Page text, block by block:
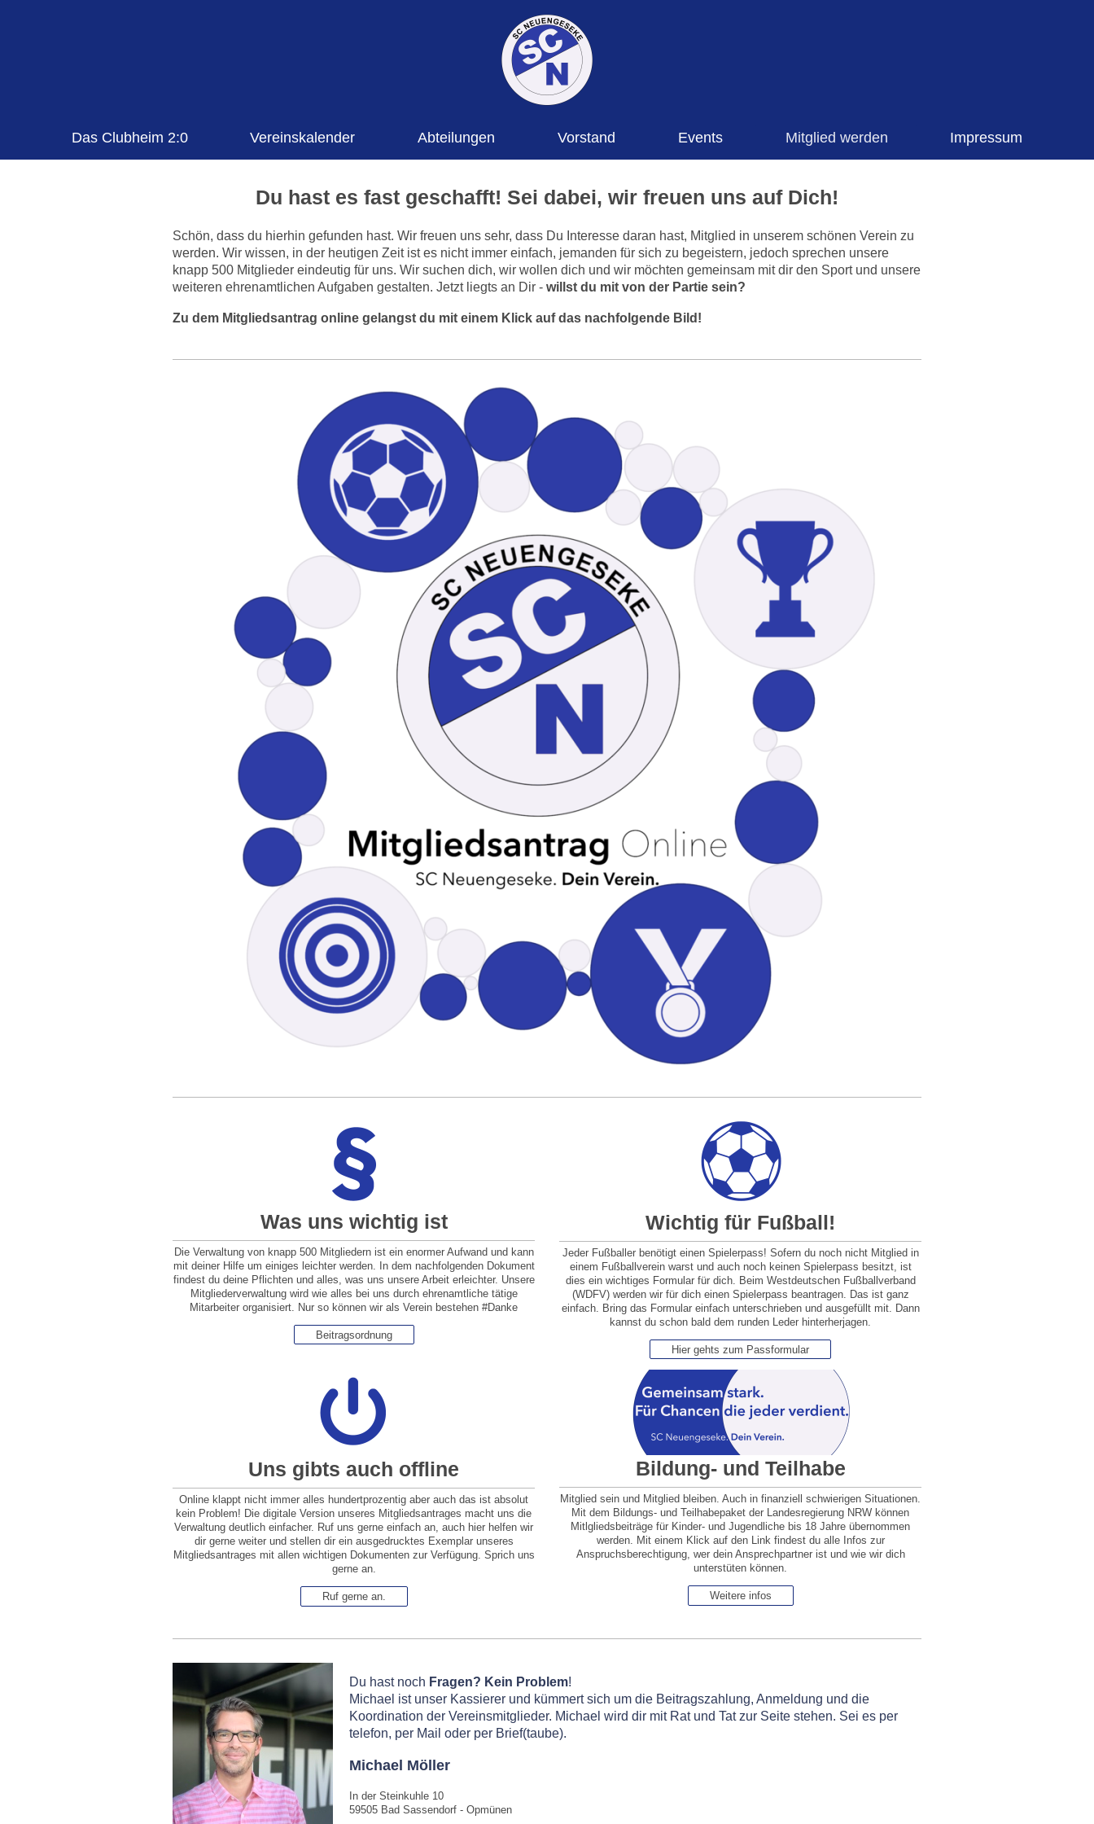
Das Clubheim 2:0 Vereinskalender Abteilungen Vorstand Events Mitglied werden Impressum
Du hast es fast geschafft! Sei dabei, wir freuen uns auf Dich!
Schön, dass du hierhin gefunden hast. Wir freuen uns sehr, dass Du Interesse daran hast, Mitglied in unserem schönen Verein zu
werden. Wir wissen, in der heutigen Zeit ist es nicht immer einfach, jemanden für sich zu begeistern, jedoch sprechen unsere
knapp 500 Mitglieder eindeutig für uns. Wir suchen dich, wir wollen dich und wir möchten gemeinsam mit dir den Sport und unsere
weiteren ehrenamtlichen Aufgaben gestalten. Jetzt liegts an Dir - willst du mit von der Partie sein?
Zu dem Mitgliedsantrag online gelangst du mit einem Klick auf das nachfolgende Bild!
Was uns wichtig ist
Die Verwaltung von knapp 500 Mitgliedern ist ein enormer Aufwand und kann
mit deiner Hilfe um einiges leichter werden. In dem nachfolgenden Dokument
findest du deine Pflichten und alles, was uns unsere Arbeit erleichter. Unsere
Mitgliederverwaltung wird wie alles bei uns durch ehrenamtliche tätige
Mitarbeiter organisiert. Nur so können wir als Verein bestehen #Danke
Beitragsordnung
Wichtig für Fußball!
Jeder Fußballer benötigt einen Spielerpass! Sofern du noch nicht Mitglied in
einem Fußballverein warst und auch noch keinen Spielerpass besitzt, ist
dies ein wichtiges Formular für dich. Beim Westdeutschen Fußballverband
(WDFV) werden wir für dich einen Spielerpass beantragen. Das ist ganz
einfach. Bring das Formular einfach unterschrieben und ausgefüllt mit. Dann
kannst du schon bald dem runden Leder hinterherjagen.
Hier gehts zum Passformular
Uns gibts auch offline
Online klappt nicht immer alles hundertprozentig aber auch das ist absolut
kein Problem! Die digitale Version unseres Mitgliedsantrages macht uns die
Verwaltung deutlich einfacher. Ruf uns gerne einfach an, auch hier helfen wir
dir gerne weiter und stellen dir ein ausgedrucktes Exemplar unseres
Mitgliedsantrages mit allen wichtigen Dokumenten zur Verfügung. Sprich uns
gerne an.
Ruf gerne an.
Bildung- und Teilhabe
Mitglied sein und Mitglied bleiben. Auch in finanziell schwierigen Situationen.
Mit dem Bildungs- und Teilhabepaket der Landesregierung NRW können
Mitlgliedsbeiträge für Kinder- und Jugendliche bis 18 Jahre übernommen
werden. Mit einem Klick auf den Link findest du alle Infos zur
Anspruchsberechtigung, wer dein Ansprechpartner ist und wie wir dich
unterstüten können.
Weitere infos
Du hast noch Fragen? Kein Problem!
Michael ist unser Kassierer und kümmert sich um die Beitragszahlung, Anmeldung und die
Koordination der Vereinsmitglieder. Michael wird dir mit Rat und Tat zur Seite stehen. Sei es per
telefon, per Mail oder per Brief(taube).
Michael Möller
In der Steinkuhle 10
59505 Bad Sassendorf - Opmünen